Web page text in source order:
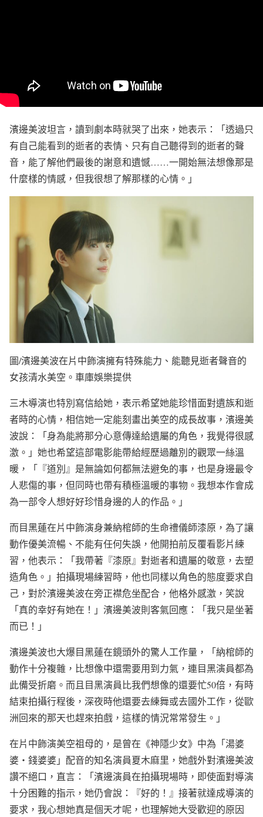
濱邊美波坦言，讀到劇本時就哭了出來，她表示：「透過只
有自己能看到的逝者的表情、只有自己聽得到的逝者的聲
音，能了解他們最後的謝意和遺憾……一開始無法想像那是
什麼樣的情感，但我很想了解那樣的心情。」
圖/濱邊美波在片中飾演擁有特殊能力、能聽見逝者聲音的
女孩清水美空。車庫娛樂提供
三木導演也特別寫信給她，表示希望她能珍惜面對遺族和逝
者時的心情，相信她一定能刻畫出美空的成長故事，濱邊美
波說：「身為能將那分心意傳達給遺屬的角色，我覺得很感
激。」她也希望這部電影能帶給經歷過離別的觀眾一絲溫
暖，「『道別』是無論如何都無法避免的事，也是身邊最令
人悲傷的事，但同時也帶有積極溫暖的事物。我想本作會成
為一部令人想好好珍惜身邊的人的作品。」
而目黑蓮在片中飾演身兼納棺師的生命禮儀師漆原，為了讓
動作優美流暢、不能有任何失誤，他開拍前反覆看影片練
習，他表示：「我帶著『漆原』對逝者和遺屬的敬意，去塑
造角色。」拍攝現場練習時，他也同樣以角色的態度要求自
己，對於濱邊美波在旁正襟危坐配合，他格外感激，笑說
「真的幸好有她在！」濱邊美波則客氣回應：「我只是坐著
而已！」
濱邊美波也大爆目黑蓮在鏡頭外的驚人工作量，「納棺師的
動作十分複雜，比想像中還需要用到力氣，連目黑演員都為
此備受折磨。而且目黑演員比我們想像的還要忙50倍，有時
結束拍攝行程後，深夜時他還要去練舞或去國外工作，從歐
洲回來的那天也趕來拍戲，這樣的情況常常發生。」
在片中飾演美空祖母的，是曾在《神隱少女》中為「湯婆
婆・錢婆婆」配音的知名演員夏木麻里，她戲外對濱邊美波
讚不絕口，直言：「濱邊演員在拍攝現場時，即使面對導演
十分困難的指示，她仍會說：『好的！』接著就達成導演的
要求，我心想她真是個天才呢，也理解她大受歡迎的原因